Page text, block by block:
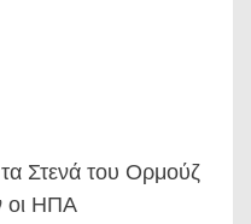
Στενά του Ορμούζ
οι ΗΠΑ